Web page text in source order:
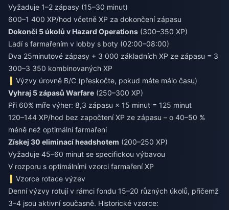
Vyžaduje 1–2 zápasy (15–30 minut)
600–1 400 XP/hod včetně XP za dokončení zápasu
Dokonči 5 úkolů v Hazard Operations (300–350 XP)
Ladí s farmařením v lobby s boty (02:00–08:00)
Dva 25minutové zápasy + 3 000 základních XP ze zápasu = 3
300–3 350 kombinovaných XP
Výzvy úrovně B/C (přeskočte, pokud máte málo času)
Vyhraj 5 zápasů Warfare (250–300 XP)
Při 60% míře výher: 8,3 zápasu × 15 minut = 125 minut
120–144 XP/hod bez započtení XP ze zápasu – o 40–50 %
méně než optimální farmaření
Získej 30 eliminací headshotem (200–250 XP)
Vyžaduje 45–60 minut se specifickou výbavou
V rozporu s optimálními vzorci farmaření XP
Vzorce rotace výzev
Denní výzvy rotují v rámci fondu 15–20 různých úkolů, přičemž
3–4 jsou aktivní současně. Historické vzorce: